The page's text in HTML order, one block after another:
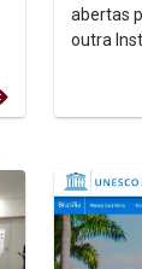
abertas
outra